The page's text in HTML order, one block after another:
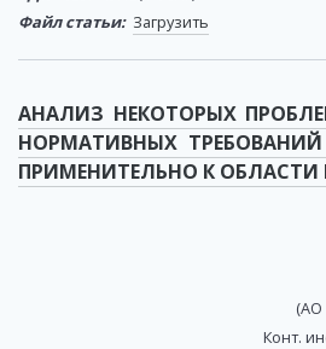
Файл статьи: Загрузить
АНАЛИЗ НЕКОТОРЫХ
НОРМАТИВНЫХ ТРЕБОВАНИЙ
ПРИМЕНИТЕЛЬНО К
(АО
Конт.